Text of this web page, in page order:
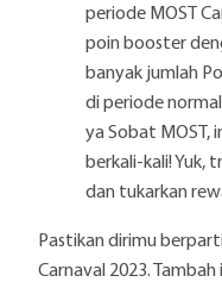
periode MOST
poin booster
banyak jumlah
di periode
ya Sobat MOST,
berkali-kali! Yuk,
dan tukarkan
Pastikan dirimu
Carnaval 2023.